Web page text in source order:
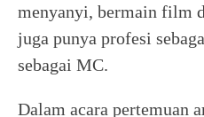
menyanyi, bermain film
juga punya profesi
sebagai MC.
Dalam acara pertemuan